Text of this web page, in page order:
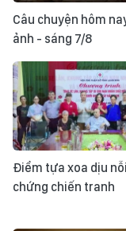
Câu chuyện hôm
ảnh - sáng 7/8
Điểm tựa xoa dịu
chứng chiến tranh